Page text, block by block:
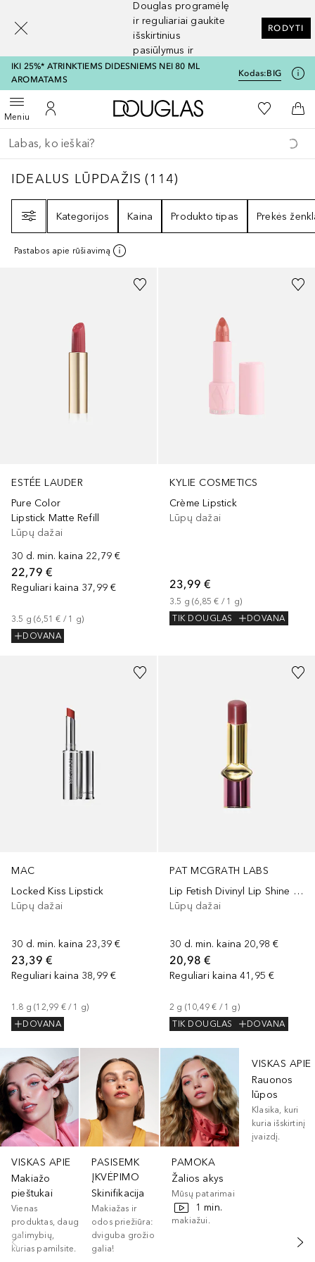
Douglas programėlę
ir reguliariai gaukite
išskirtinius
pasiūlymus ir
nuolaidas
RODYTI
IKI 25%* ATRINKTIEMS DIDESNIEMS NEI 80 ML
AROMATAMS
Kodas:BIG
MeniuAtidaryti meniuĮ mano paskyrą
Į Douglas pagrindinį
Į mano
Į
Grįžk atgal
Vykdykite paiešką
IDEALUS LŪPDAŽIS 114
IDEALUS LŪPDAŽIS (114)
Kategorijos
Kaina Produkto tipas Prekės
Pastabos apie rūšiavimą
ESTÉE LAUDER
Pure Color
Lipstick Matte Refill
Lūpų dažai
30 d. min. kaina 22,79 €
22,79 €
Reguliari kaina 37,99 €
3.5 g (6,51 € / 1 g)
DOVANA
KYLIE COSMETICS
Crème Lipstick
Lūpų dažai
23,99 €
3.5 g (6,85 € / 1 g)
TIK DOUGLAS
DOVANA
MAC
Locked Kiss Lipstick
Lūpų dažai
30 d. min. kaina 23,39 €
23,39 €
Reguliari kaina 38,99 €
1.8 g (12,99 € / 1 g)
DOVANA
+10
PAT MCGRATH LABS
Lip Fetish Divinyl Lip Shine Balm
Lūpų dažai
30 d. min. kaina 20,98 €
20,98 €
Reguliari kaina 41,95 €
2 g (10,49 € / 1 g)
TIK DOUGLAS
DOVANA
Praleisti slankiklį
VISKAS APIE
Makiažo
pieštukai
Vienas
produktas, daug
galimybių,
kurias pamilsite.
PASISEMK
ĮKVĖPIMO
Skinifikacija
Makiažas ir
odos priežiūra:
dviguba grožio
galia!
1 min.
PAMOKA
Žalios akys
Mūsų patarimai
žalių akių
makiažui.
VISKAS APIE
Rauonos
lūpos
Klasika, kuri
kuria išskirtinį
įvaizdį.
[navigation.slideout.screenreader]